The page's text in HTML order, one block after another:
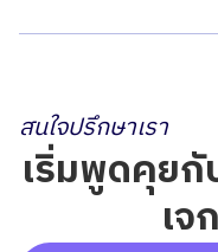
สนใจปรึกษาเรา
เริ่มพูดคุยกั
เ